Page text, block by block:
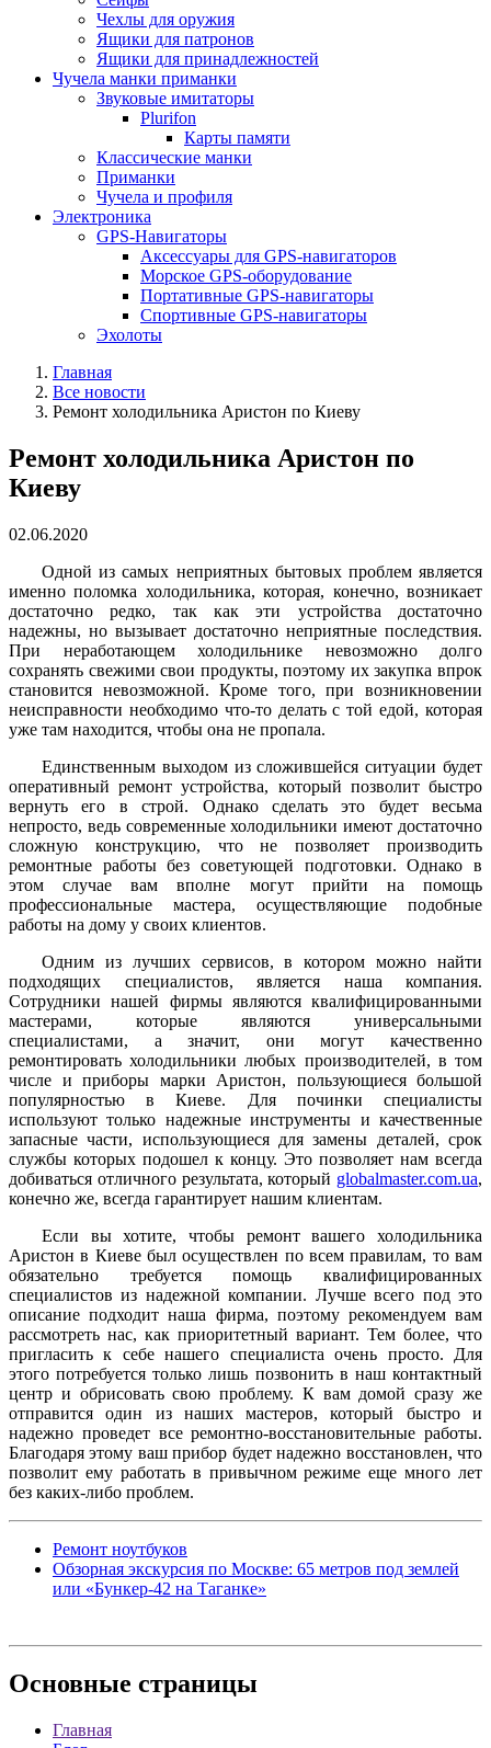
Чехлы для оружия
Ящики для патронов
Ящики для принадлежностей
Чучела манки приманки
Звуковые имитаторы
Plurifon
Карты памяти
Классические манки
Приманки
Чучела и профиля
Электроника
GPS-Навигаторы
Аксессуары для GPS-навигаторов
Морское GPS-оборудование
Портативные GPS-навигаторы
Спортивные GPS-навигаторы
Эхолоты
Главная
Все новости
Ремонт холодильника Аристон по Киеву
Ремонт холодильника Аристон по
Киеву
02.06.2020
Одной из самых неприятных бытовых проблем является
именно поломка холодильника, которая, конечно, возникает
достаточно редко, так как эти устройства достаточно
надежны, но вызывает достаточно неприятные последствия.
При неработающем холодильнике невозможно долго
сохранять свежими свои продукты, поэтому их закупка впрок
становится невозможной. Кроме того, при возникновении
неисправности необходимо что-то делать с той едой, которая
уже там находится, чтобы она не пропала.
Единственным выходом из сложившейся ситуации будет
оперативный ремонт устройства, который позволит быстро
вернуть его в строй. Однако сделать это будет весьма
непросто, ведь современные холодильники имеют достаточно
сложную конструкцию, что не позволяет производить
ремонтные работы без советующей подготовки. Однако в
этом случае вам вполне могут прийти на помощь
профессиональные мастера, осуществляющие подобные
работы на дому у своих клиентов.
Одним из лучших сервисов, в котором можно найти
подходящих специалистов, является наша компания.
Сотрудники нашей фирмы являются квалифицированными
мастерами, которые являются универсальными
специалистами, а значит, они могут качественно
ремонтировать холодильники любых производителей, в том
числе и приборы марки Аристон, пользующиеся большой
популярностью в Киеве. Для починки специалисты
используют только надежные инструменты и качественные
запасные части, использующиеся для замены деталей, срок
службы которых подошел к концу. Это позволяет нам всегда
добиваться отличного результата, который globalmaster.com.ua,
конечно же, всегда гарантирует нашим клиентам.
Если вы хотите, чтобы ремонт вашего холодильника
Аристон в Киеве был осуществлен по всем правилам, то вам
обязательно требуется помощь квалифицированных
специалистов из надежной компании. Лучше всего под это
описание подходит наша фирма, поэтому рекомендуем вам
рассмотреть нас, как приоритетный вариант. Тем более, что
пригласить к себе нашего специалиста очень просто. Для
этого потребуется только лишь позвонить в наш контактный
центр и обрисовать свою проблему. К вам домой сразу же
отправится один из наших мастеров, который быстро и
надежно проведет все ремонтно-восстановительные работы.
Благодаря этому ваш прибор будет надежно восстановлен, что
позволит ему работать в привычном режиме еще много лет
без каких-либо проблем.
Ремонт ноутбуков
Обзорная экскурсия по Москве: 65 метров под землей
или «Бункер-42 на Таганке»
Основные страницы
Главная